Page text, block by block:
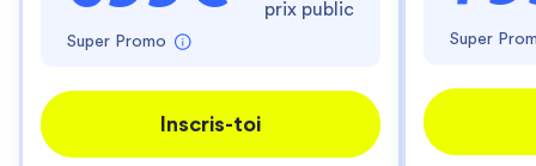
Super Promo
prix public
Inscris-toi
Super